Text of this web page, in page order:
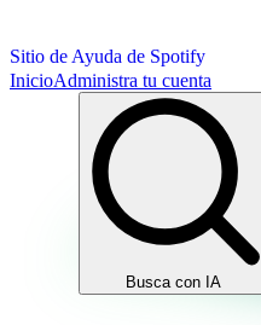
Sitio de Ayuda de Spotify
InicioAdministra tu cuenta
Busca con IA